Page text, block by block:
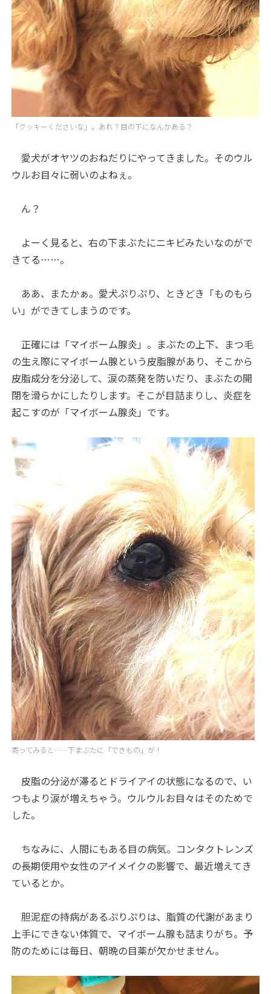
「クッキーくださいな」。あれ？目の下になんかある？
愛犬がオヤツのおねだりにやってきました。そのウル
ウルお目々に弱いのよねぇ。
ん？
よーく見ると、右の下まぶたにニキビみたいなのがで
きてる……。
ああ、またかぁ。愛犬ぷりぷり、ときどき「ものもら
い」ができてしまうのです。
正確には「マイボーム腺炎」。まぶたの上下、まつ毛
の生え際にマイボーム腺という皮脂腺があり、そこから
皮脂成分を分泌して、涙の蒸発を防いだり、まぶたの開
閉を滑らかにしたりします。そこが目詰まりし、炎症を
起こすのが「マイボーム腺炎」です。
寄ってみると……下まぶたに「できもの」が！
皮脂の分泌が滞るとドライアイの状態になるので、い
つもより涙が増えちゃう。ウルウルお目々はそのためで
した。
ちなみに、人間にもある目の病気。コンタクトレンズ
の長期使用や女性のアイメイクの影響で、最近増えてき
ているとか。
胆泥症の持病があるぷりぷりは、脂質の代謝があまり
上手にできない体質で、マイボーム腺も詰まりがち。予
防のためには毎日、朝晩の目薬が欠かせません。